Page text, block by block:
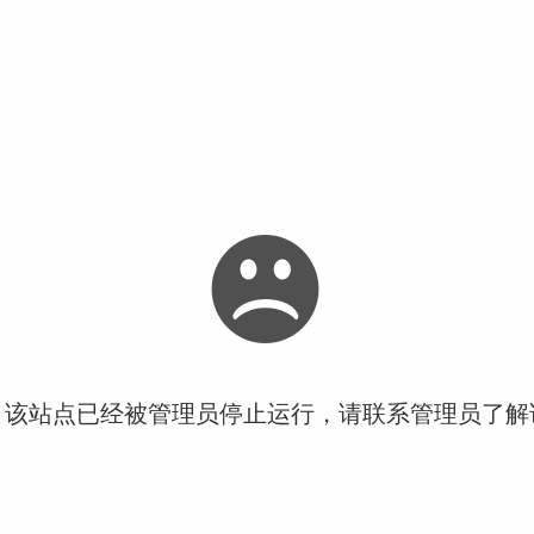
站点已经被管理员停止运行，请联系管理员了